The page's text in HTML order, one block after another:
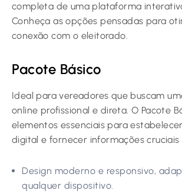
completa de uma plataforma
Conheça as opções pensadas para
conexão com o eleitorado.
Pacote Básico
Ideal para vereadores que buscam
online profissional e direta. O Pacote
elementos essenciais para
digital e fornecer informações cruciais
Design moderno e responsivo,
qualquer dispositivo.